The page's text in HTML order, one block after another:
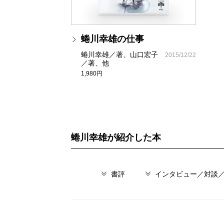
蜷川幸雄の仕事
蜷川幸雄／著、山口宏子
／著、他
1,980円
2015/12/22
蜷川幸雄が紹介した本
書評 インタビュー／対談